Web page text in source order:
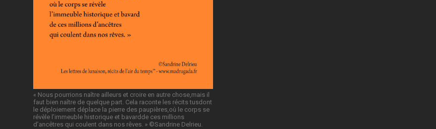
« Nous pourrions naître ailleurs et croire en autre chose,mais il
faut bien naître de quelque part. Cela raconte les récits tusdont
le déploiement déplace la pierre des paupières,où le corps se
révèle l’immeuble historique et bavardde ces millions
d’ancêtres qui coulent dans nos rêves. » ©️Sandrine Delrieu.